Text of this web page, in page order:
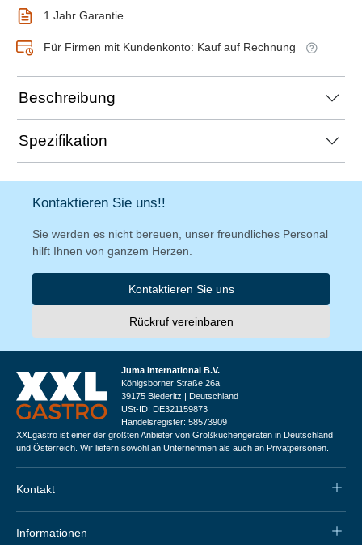
1 Jahr Garantie
Für Firmen mit Kundenkonto: Kauf auf Rechnung
Beschreibung
Spezifikation
Kontaktieren Sie uns!!
Sie werden es nicht bereuen, unser freundliches Personal
hilft Ihnen von ganzem Herzen.
Kontaktieren Sie uns
Rückruf vereinbaren
Juma International B.V.
Königsborner Straße 26a
39175 Biederitz | Deutschland
USt-ID: DE321159873
Handelsregister: 58573909
XXLgastro ist einer der größten Anbieter von Großküchengeräten in Deutschland
und Österreich. Wir liefern sowohl an Unternehmen als auch an Privatpersonen.
Kontakt
Informationen